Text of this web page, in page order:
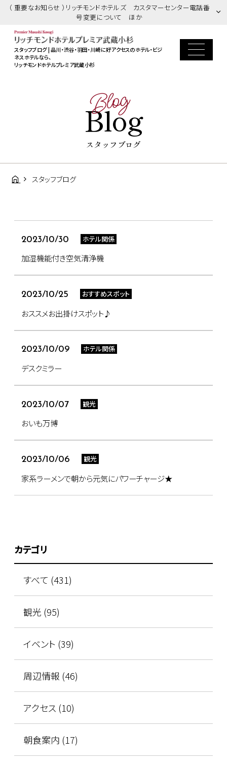
（ 重要なお知らせ ）リッチモンドホテルズ カスタマーセンター電話番
号変更について ほか
スタッフブログ | 品川・渋谷・羽田・川崎に好アクセスのホテル・ビジ
ネスホテルなら、
リッチモンドホテルプレミア武蔵小杉
Blog
Blog
スタッフブログ
スタッフブログ
2023/10/30 ホテル関係
加湿機能付き空気清浄機
2023/10/25 おすすめスポット
おススメお出掛けスポット♪
2023/10/09 ホテル関係
デスクミラー
2023/10/07 観光
おいも万博
2023/10/06 観光
家系ラーメンで朝から元気にパワーチャージ★
カテゴリ
すべて (431)
観光 (95)
イベント (39)
周辺情報 (46)
アクセス (10)
朝食案内 (17)